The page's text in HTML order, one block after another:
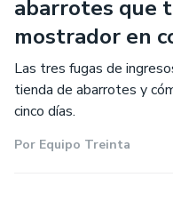
abarrotes que
mostrador en
Las tres fugas de
tienda de abarrotes y
cinco días.
Por Equipo Treinta